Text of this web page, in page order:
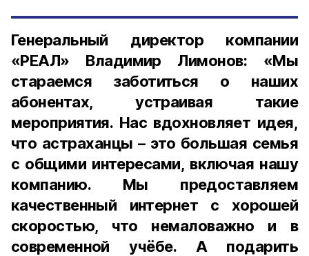
Генеральный директор компании
«РЕАЛ» Владимир Лимонов: «Мы
стараемся заботиться о наших
абонентах, устраивая такие
мероприятия. Нас вдохновляет идея,
что астраханцы – это большая семья
с общими интересами, включая нашу
компанию. Мы предоставляем
качественный интернет с хорошей
скоростью, что немаловажно и в
современной учёбе. А подарить